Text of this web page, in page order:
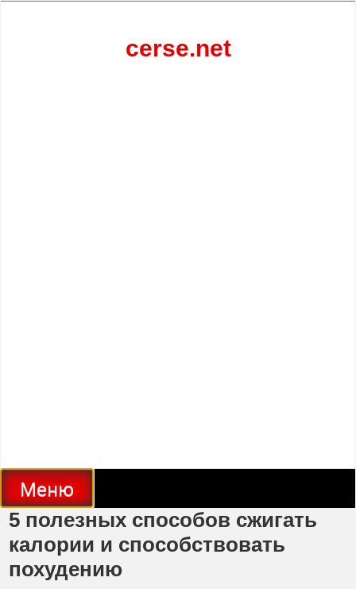
cerse.net
Меню
5 полезных способов сжигать
калории и способствовать
похудению